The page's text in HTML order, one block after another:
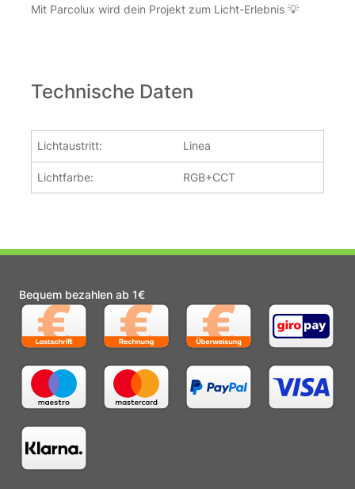
Mit Parcolux wird dein Projekt zum Licht-Erlebnis 💡
Technische Daten
Lichtaustritt: Linea
Lichtfarbe: RGB+CCT
Bequem bezahlen ab 1€